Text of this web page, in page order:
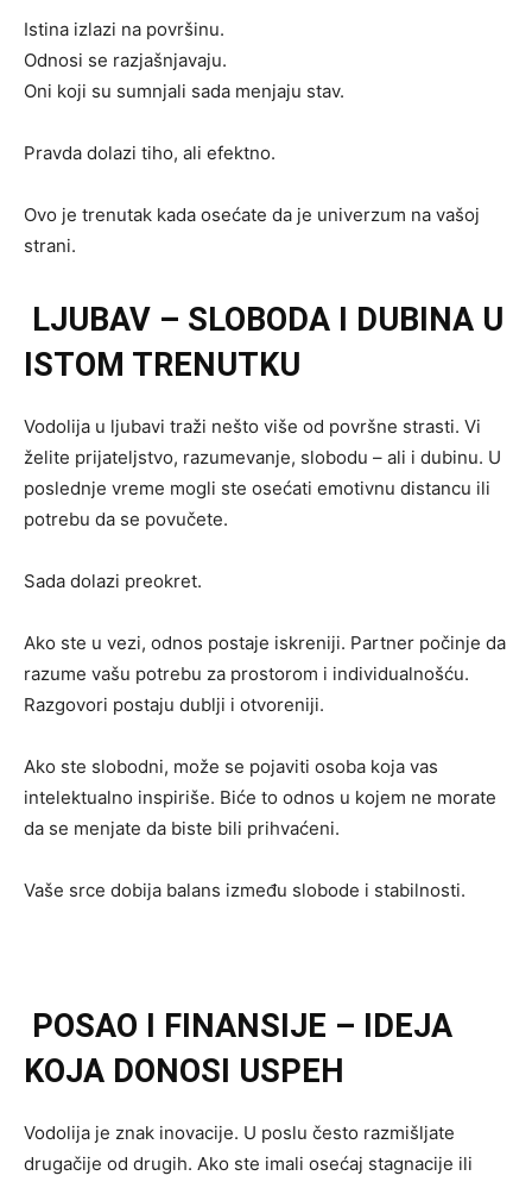
Istina izlazi na površinu.
Odnosi se razjašnjavaju.
Oni koji su sumnjali sada menjaju stav.
Pravda dolazi tiho, ali efektno.
Ovo je trenutak kada osećate da je univerzum na vašoj
strani.
LJUBAV – SLOBODA I DUBINA U
ISTOM TRENUTKU
Vodolija u ljubavi traži nešto više od površne strasti. Vi
želite prijateljstvo, razumevanje, slobodu – ali i dubinu. U
poslednje vreme mogli ste osećati emotivnu distancu ili
potrebu da se povučete.
Sada dolazi preokret.
Ako ste u vezi, odnos postaje iskreniji. Partner počinje da
razume vašu potrebu za prostorom i individualnošću.
Razgovori postaju dublji i otvoreniji.
Ako ste slobodni, može se pojaviti osoba koja vas
intelektualno inspiriše. Biće to odnos u kojem ne morate
da se menjate da biste bili prihvaćeni.
Vaše srce dobija balans između slobode i stabilnosti.
POSAO I FINANSIJE – IDEJA
KOJA DONOSI USPEH
Vodolija je znak inovacije. U poslu često razmišljate
drugačije od drugih. Ako ste imali osećaj stagnacije ili